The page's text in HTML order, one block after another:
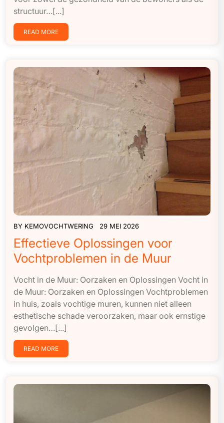
structuur…[...]
READ MORE
BY KEMOVOCHTWERING 29 MEI 2026
Effectieve Oplossingen voor
Vochtproblemen in de Muur
Vocht in de Muur: Oorzaken en Oplossingen Vocht in
de Muur: Oorzaken en Oplossingen Vochtproblemen
in huis, zoals vochtige muren, kunnen niet alleen
esthetische schade veroorzaken, maar ook ernstige
gevolgen…[...]
READ MORE